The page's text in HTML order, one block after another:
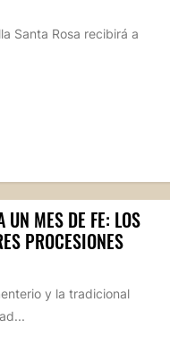
Santa Rosa recibirá a
UN MES DE FE: LOS
PROCESIONES
y la tradicional